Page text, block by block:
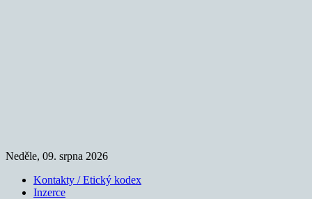
Neděle, 09. srpna 2026
Kontakty / Etický kodex
Inzerce